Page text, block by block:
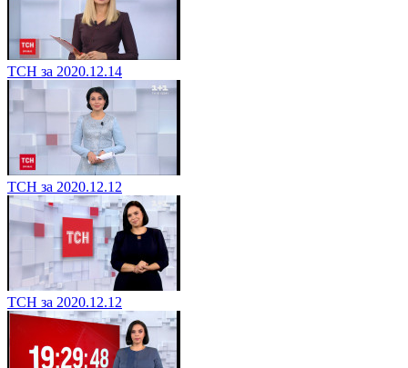
ТСН за 2020.12.14
ТСН за 2020.12.12
ТСН за 2020.12.12